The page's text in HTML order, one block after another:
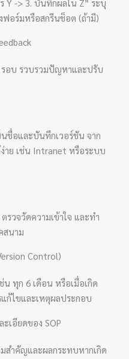
Y -> 3. บันทึกผลใน Z” ระบุ
ฟอร์มหรือสกรีนช็อต (ถ้ามี)
อบ รวบรวมปัญหาและปรับ
ชื่อและบันทึกเวอร์ชัน จาก
าย เช่น Intranet หรือระบบ
วจวัดความเข้าใจ และทำ
สนาม
Control)
ทุก 6 เดือน หรือเมื่อเกิด
ก้ไขและเหตุผลประกอบ
เอียดของ SOP
สำคัญและผลกระทบหากเกิด